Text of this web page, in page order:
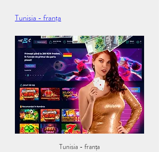
Tunisia - franța
Tunisia - franța